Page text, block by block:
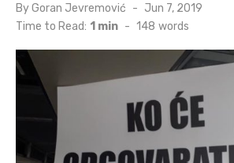
ByGoran Jevremović
Posted
on
Jun 7, 2019
Time to Read: 1 min - 148 words